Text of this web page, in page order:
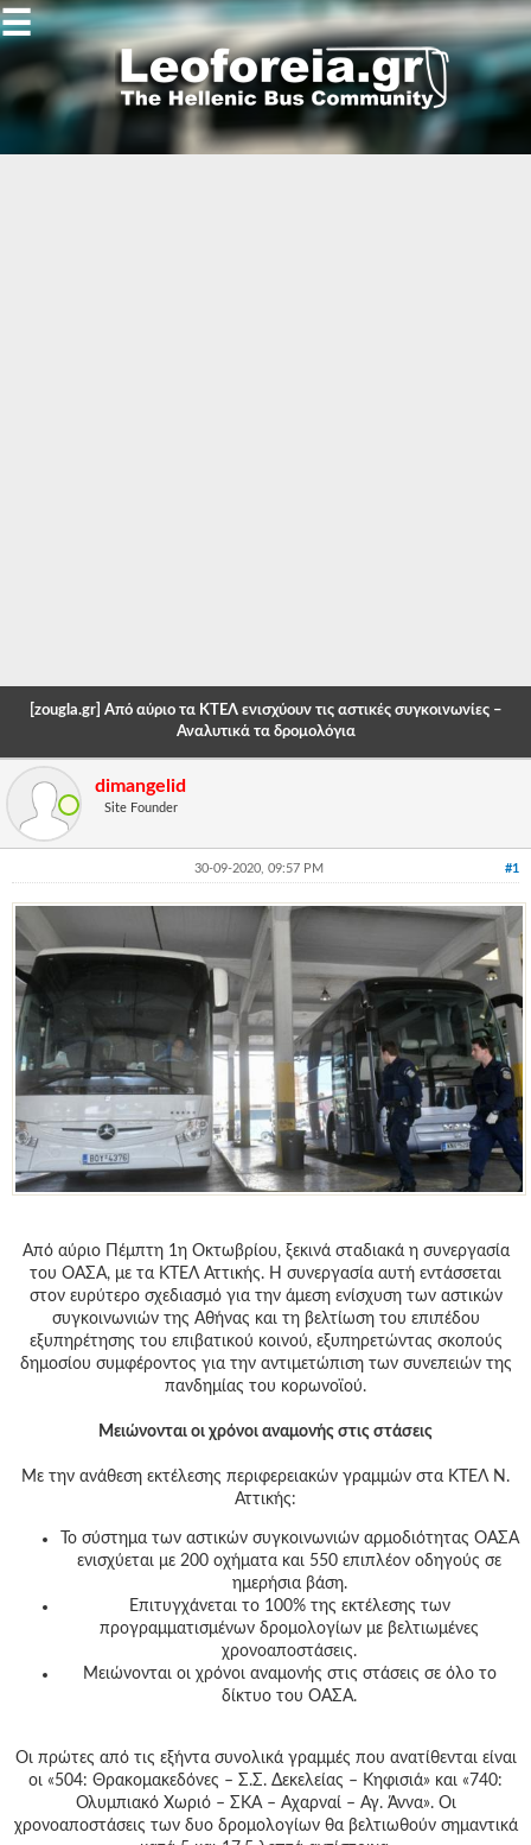
Gallery
-
-
-
-
Γεια
σου,
Επισκέπτη!
Σύνδεση
☰
[zougla.gr] Από αύριο τα ΚΤΕΛ ενισχύουν τις αστικές συγκοινωνίες –
Αναλυτικά τα δρομολόγια
dimangelid
Site Founder
#1
30-09-2020, 09:57 PM
Από αύριο Πέμπτη 1η Οκτωβρίου, ξεκινά σταδιακά η συνεργασία
του ΟΑΣΑ, με τα ΚΤΕΛ Αττικής. Η συνεργασία αυτή εντάσσεται
στον ευρύτερο σχεδιασμό για την άμεση ενίσχυση των αστικών
συγκοινωνιών της Αθήνας και τη βελτίωση του επιπέδου
εξυπηρέτησης του επιβατικού κοινού, εξυπηρετώντας σκοπούς
δημοσίου συμφέροντος για την αντιμετώπιση των συνεπειών της
πανδημίας του κορωνοϊού.
Μειώνονται οι χρόνοι αναμονής στις στάσεις
Με την ανάθεση εκτέλεσης περιφερειακών γραμμών στα ΚΤΕΛ Ν.
Αττικής:
Το σύστημα των αστικών συγκοινωνιών αρμοδιότητας ΟΑΣΑ
ενισχύεται με 200 οχήματα και 550 επιπλέον οδηγούς σε
ημερήσια βάση.
Επιτυγχάνεται το 100% της εκτέλεσης των
προγραμματισμένων δρομολογίων με βελτιωμένες
χρονοαποστάσεις.
Μειώνονται οι χρόνοι αναμονής στις στάσεις σε όλο το
δίκτυο του ΟΑΣΑ.
Οι πρώτες από τις εξήντα συνολικά γραμμές που ανατίθενται είναι
οι «504: Θρακομακεδόνες – Σ.Σ. Δεκελείας – Κηφισιά» και «740:
Ολυμπιακό Χωριό – ΣΚΑ – Αχαρναί – Αγ. Άννα». Οι
χρονοαποστάσεις των δυο δρομολογίων θα βελτιωθούν σημαντικά